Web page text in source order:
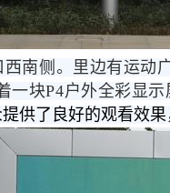
南侧。里边有运动
块P4户外全彩显
供了良好的观看效果